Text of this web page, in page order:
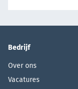
Bedrijf
Over ons
Vacatures